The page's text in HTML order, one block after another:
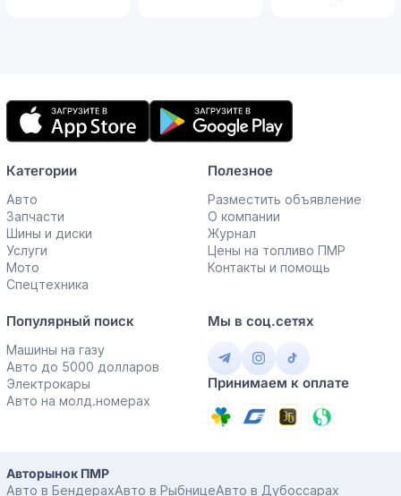
Мобильное
приложение
Категории
Авто
Запчасти
Шины и диски
Услуги
Мото
Спецтехника
Полезное
Разместить объявление
О компании
Журнал
Цены на топливо ПМР
Контакты и помощь
Популярный поиск
Машины на газу
Авто до 5000 долларов
Электрокары
Авто на молд.номерах
Мы в соц.сетях
Принимаем к оплате
Авторынок ПМР
Авто в БендерахАвто в РыбницеАвто в Дубоссарах